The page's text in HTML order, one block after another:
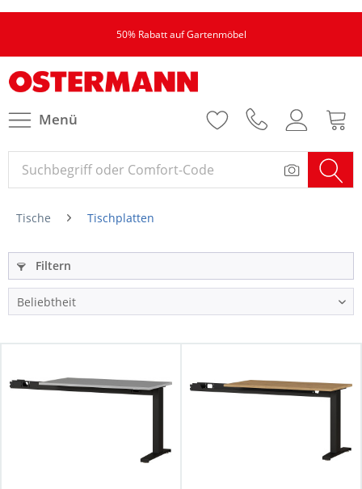
50% Rabatt auf Gartenmöbel
Menü
Tische Tischplatten
Filtern